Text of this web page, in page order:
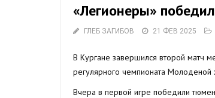
«Легионеры»
ГЛЕБ ЗАГИБОВ 21 ФЕВ 2025
В Кургане завершился второй матч
регулярного чемпионата Молоденой
Вчера в первой игре победили